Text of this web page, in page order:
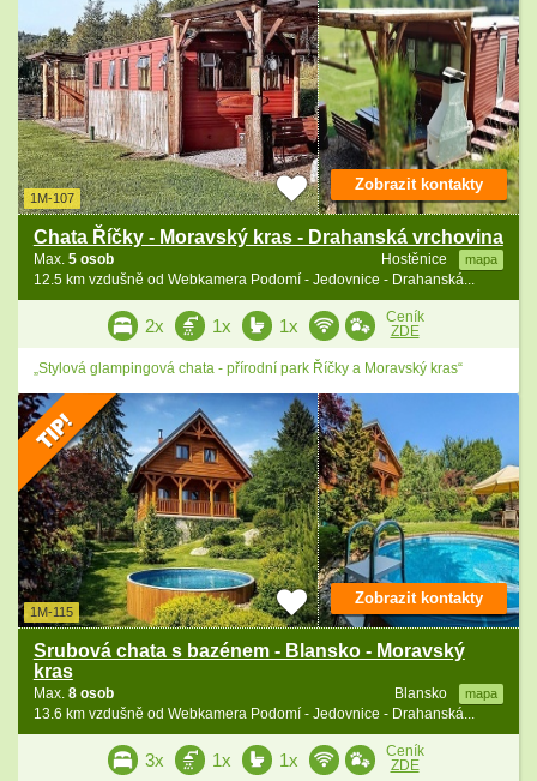
1M-107
Chata Říčky - Moravský kras - Drahanská vrchovina
Hostěnice mapa
Max. 5 osob
12.5 km vzdušně od Webkamera Podomí - Jedovnice - Drahanská...
Zobrazit kontakty
2x 1x 1x
Ceník
ZDE
„Stylová glampingová chata - přírodní park Říčky a Moravský kras“
1M-115
Srubová chata s bazénem - Blansko - Moravský
kras
Blansko mapa
Max. 8 osob
13.6 km vzdušně od Webkamera Podomí - Jedovnice - Drahanská...
Zobrazit kontakty
3x 1x 1x
Ceník
ZDE